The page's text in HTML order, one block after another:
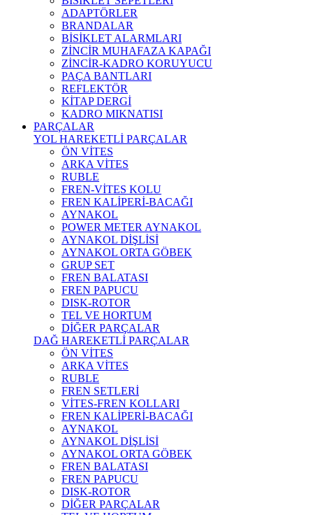
ADAPTÖRLER
BRANDALAR
BİSİKLET ALARMLARI
ZİNCİR MUHAFAZA KAPAĞI
ZİNCİR-KADRO KORUYUCU
PAÇA BANTLARI
REFLEKTÖR
KİTAP DERGİ
KADRO MIKNATISI
PARÇALAR
YOL HAREKETLİ PARÇALAR
ÖN VİTES
ARKA VİTES
RUBLE
FREN-VİTES KOLU
FREN KALİPERİ-BACAĞI
AYNAKOL
POWER METER AYNAKOL
AYNAKOL DİŞLİSİ
AYNAKOL ORTA GÖBEK
GRUP SET
FREN BALATASI
FREN PAPUCU
DISK-ROTOR
TEL VE HORTUM
DİĞER PARÇALAR
DAĞ HAREKETLİ PARÇALAR
ÖN VİTES
ARKA VİTES
RUBLE
FREN SETLERİ
VİTES-FREN KOLLARI
FREN KALİPERİ-BACAĞI
AYNAKOL
AYNAKOL DİŞLİSİ
AYNAKOL ORTA GÖBEK
FREN BALATASI
FREN PAPUCU
DISK-ROTOR
DİĞER PARÇALAR